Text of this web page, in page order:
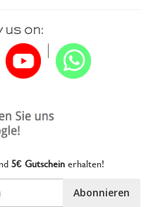
us on:
5€ Gutscheinerhalten!
Abonnieren